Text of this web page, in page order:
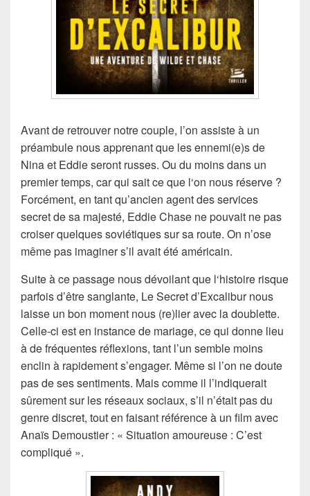
Avant de retrouver notre couple, l’on assiste à un
préambule nous apprenant que les ennemi(e)s de
Nina et Eddie seront russes. Ou du moins dans un
premier temps, car qui sait ce que l‘on nous réserve ?
Forcément, en tant qu’ancien agent des services
secret de sa majesté, Eddie Chase ne pouvait ne pas
croiser quelques soviétiques sur sa route. On n’ose
même pas imaginer s’il avait été américain.
Suite à ce passage nous dévoilant que l‘histoire risque
parfois d’être sanglante, Le Secret d’Excalibur nous
laisse un bon moment nous (re)lier avec la doublette.
Celle-ci est en instance de mariage, ce qui donne lieu
à de fréquentes réflexions, tant l’un semble moins
enclin à rapidement s’engager. Même si l’on ne doute
pas de ses sentiments. Mais comme il l’indiquerait
sûrement sur les réseaux sociaux, s’il n’était pas du
genre discret, tout en faisant référence à un film avec
Anaïs Demoustier : « Situation amoureuse : C’est
compliqué ».